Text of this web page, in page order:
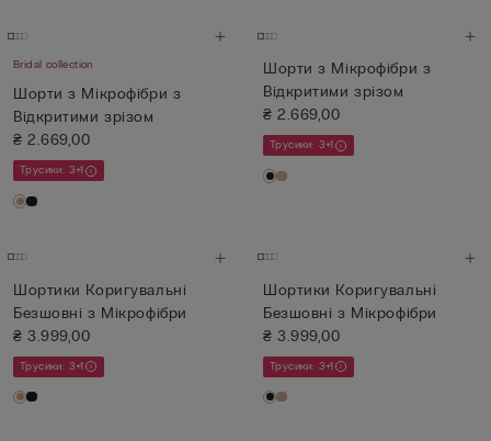
Bridal collection
Шорти з Мікрофібри з
Відкритими зрізом
₴ 2.669,00
Трусики: 3+1
Шорти з Мікрофібри з
Відкритими зрізом
₴ 2.669,00
Трусики: 3+1
Шортики Коригувальні
Безшовні з Мікрофібри
₴ 3.999,00
Трусики: 3+1
Шортики Коригувальні
Безшовні з Мікрофібри
₴ 3.999,00
Трусики: 3+1